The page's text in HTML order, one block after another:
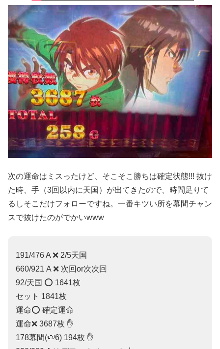
次の運命はミスったけど、そこそこ勝ちは確定状態!!! 抜け
た時、手（3回以内に天国）が出てきたので、時間足りて
るしそこだけフォローですね。一番キツい所を幕間チャン
スで抜けたのがでかいwww
191/476 A ❌ 2/5天国
660/921 A ❌ 次回or次次回
92/天国 ⭕️ 1641枚
セット 1841枚
運命⭕️ 確定運命
運命❌ 3687枚 ✋
178幕間(🍉6) 194枚 ✋